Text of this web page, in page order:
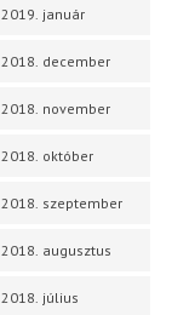
2019. január
2018. december
2018. november
2018. október
2018. szeptember
2018. augusztus
2018. július